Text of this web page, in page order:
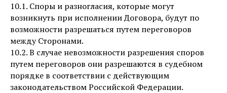
10.1. Споры и разногласия, которые могут
возникнуть при исполнении Договора, будут по
возможности разрешаться путем переговоров
между Сторонами.
10.2. В случае невозможности разрешения споров
путем переговоров они разрешаются в судебном
порядке в соответствии с действующим
законодательством Российской Федерации.